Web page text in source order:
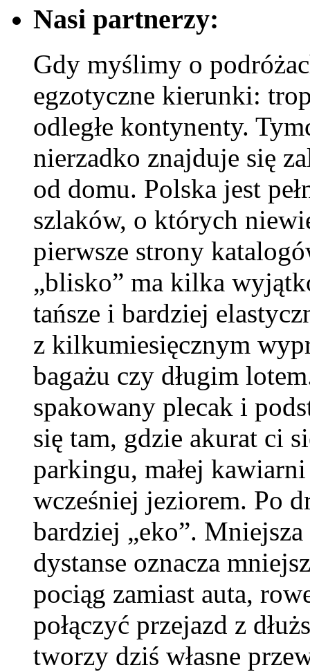
Nasi partnerzy:
Gdy myślimy o
egzotyczne kierunki:
odległe kontynenty.
nierzadko znajduje się
od domu. Polska jest
szlaków, o których
pierwsze strony
„blisko” ma kilka
tańsze i bardziej
z kilkumiesięcznym
bagażu czy długim
spakowany plecak i
się tam, gdzie akurat ci
parkingu, małej
wcześniej jeziorem. Po
bardziej „eko”.
dystanse oznacza
pociąg zamiast auta,
połączyć przejazd z
tworzy dziś własne